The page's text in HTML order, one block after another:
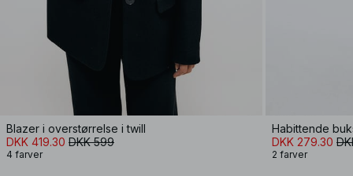
Blazer i overstørrelse i twill
DKK 419.30 DKK 599
4 farver
Habittende
DKK 279.30
2 farver